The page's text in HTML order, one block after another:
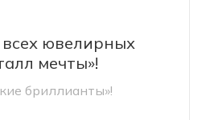
ювелирных
мечты»!
бриллианты»!